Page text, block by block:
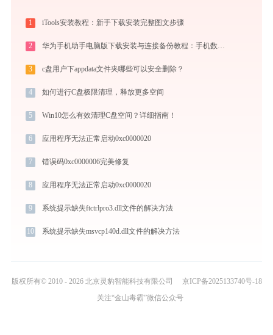
1 iTools安装教程：新手下载安装完整图文步骤
2 华为手机助手电脑版下载安装与连接备份教程：手机数据双向传输与系统修复指南
3 c盘用户下appdata文件夹哪些可以安全删除？
4 如何进行C盘极限清理，释放更多空间
5 Win10怎么有效清理C盘空间？详细指南！
6 应用程序无法正常启动0xc0000020
7 错误码0xc0000006完美修复
8 应用程序无法正常启动0xc0000020
9 系统提示缺失ftctrlpro3.dll文件的解决方法
10 系统提示缺失msvcp140d.dll文件的解决方法
版权所有© 2010 - 2026 北京灵豹智能科技有限公司
京ICP备2025133740号-18
关注“金山毒霸”微信公众号